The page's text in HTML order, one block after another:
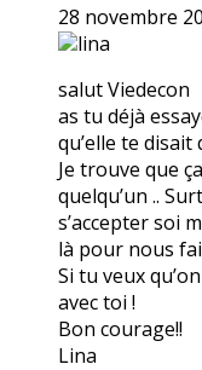
28 novembre
lina
salut Viedecon
as tu déjà
qu’elle te disait
Je trouve que
quelqu’un ..
s’accepter soi
là pour nous
Si tu veux
avec toi !
Bon courage!!
Lina